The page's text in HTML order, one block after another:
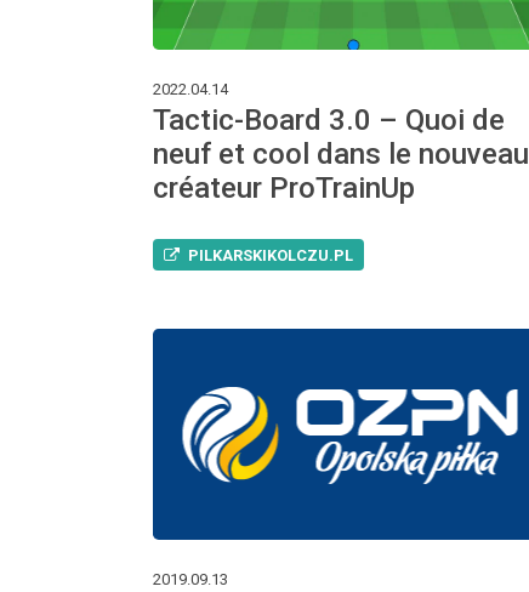
2022.04.14
Tactic-Board 3.0 – Quoi de
neuf et cool dans le nouveau
créateur ProTrainUp
PILKARSKIKOLCZU.PL
2019.09.13